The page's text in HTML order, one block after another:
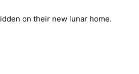
on their new lunar home.